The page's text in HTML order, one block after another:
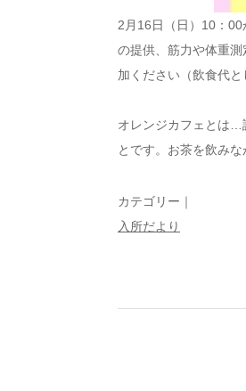
2月16日（日）10：
の提供、筋力や体重
加ください（飲食代と
オレンジカフェとは…
とです。お茶を飲み
カテゴリー｜
入所だより